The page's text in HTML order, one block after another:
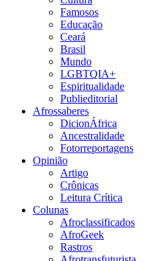
Famosos
Educação
Ceará
Brasil
Mundo
LGBTQIA+
Espiritualidade
Publieditorial
Afrossaberes
DicionÁfrica
Ancestralidade
Fotorreportagens
Opinião
Artigo
Crônicas
Leitura Crítica
Colunas
Afroclassificados
AfroGeek
Rastros